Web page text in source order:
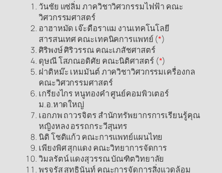
วันชัย แซ่ลิ่ม ภาควิชาวิศวกรรมไฟฟ้า คณะ
วิศวกรรมศาสตร์
อาฮาหมัด เจ๊ะดือราแม งานเทคโนโลยี
สารสนเทศ คณะเทคนิคการแพทย์ (*)
ศิริพงษ์ ศิริวรรณ คณะเภสัชศาสตร์
ดุษณี โสภณอดิศัย คณะนิติศาสตร์ (*)
ฝาติหม๊ะ เหมมันต์ ภาควิชาวิศวกรรมเครื่องกล
คณะวิศวกรรมศาสตร์
เกรียงไกร หนูทองคำ ศูนย์คอมพิวเตอร์
ม.อ.หาดใหญ่
เอกภพ ถาวรจิตร สำนักทรัพยากรการเรียนรู้คุณ
หญิงหลง อรรถกระวีสุนทร
นิติ โชติแก้ว คณะการแพทย์แผนไทย
เพียงพิศ สุกแดง คณะวิทยาการจัดการ
วิมลรัตน์ แดงสุวรรณ บัณฑิตวิทยาลัย
พรจรัส สุทธินันท์ คณะการจัดการสิ่งแวดล้อม